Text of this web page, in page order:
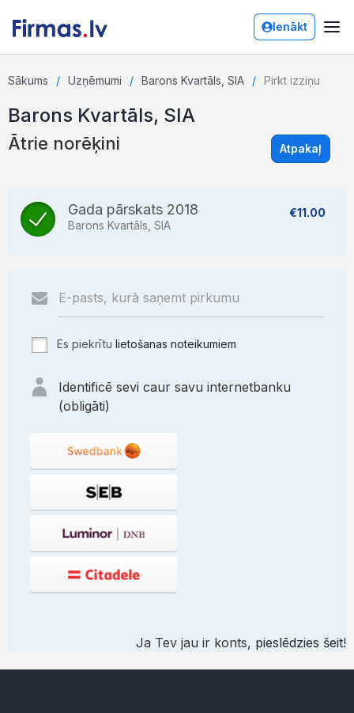
Ienākt
Sākums Uzņēmumi Barons Kvartāls, SIA Pirkt izziņu
Barons Kvartāls, SIA
Ātrie norēķini Atpakaļ
Gada pārskats 2018
Barons Kvartāls, SIA
€11.00
Es piekrītu lietošanas noteikumiem
Identificē sevi caur savu internetbanku
(obligāti)
Ja Tev jau ir konts, pieslēdzies šeit!